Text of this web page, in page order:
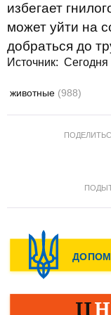
избегает
может уйти на
добраться до
Источник: Сегодня
животные (988)